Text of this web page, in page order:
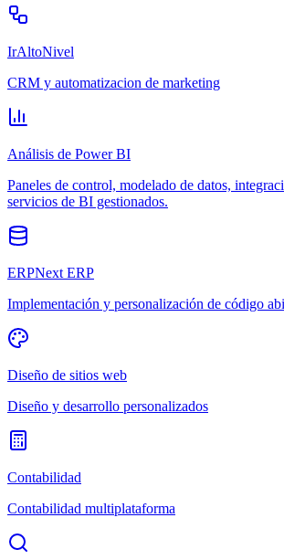
IrAltoNivel
CRM y automatizacion de marketing
Análisis de Power BI
Paneles de control, modelado de datos,
servicios de BI gestionados.
ERPNext ERP
Implementación y personalización de código
Diseño de sitios web
Diseño y desarrollo personalizados
Contabilidad
Contabilidad multiplataforma